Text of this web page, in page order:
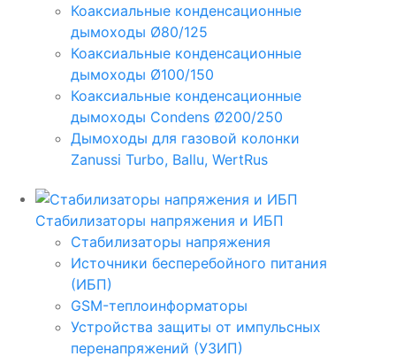
Коаксиальные конденсационные
дымоходы Ø80/125
Коаксиальные конденсационные
дымоходы Ø100/150
Коаксиальные конденсационные
дымоходы Condens Ø200/250
Дымоходы для газовой колонки
Zanussi Turbo, Ballu, WertRus
Стабилизаторы напряжения и ИБП
Стабилизаторы напряжения
Источники бесперебойного питания
(ИБП)
GSM-теплоинформаторы
Устройства защиты от импульсных
перенапряжений (УЗИП)